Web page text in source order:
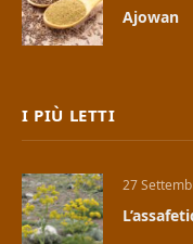
Ajowan
I PIÙ LETTI
27